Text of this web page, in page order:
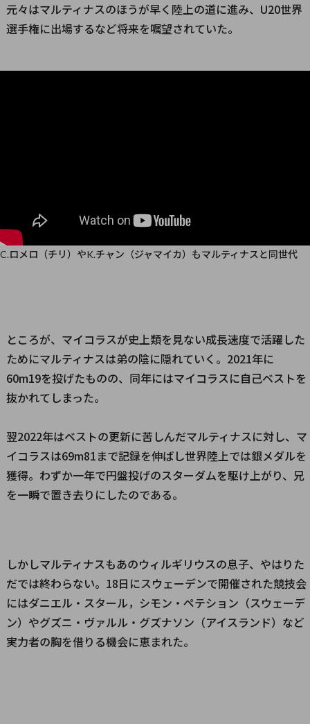
元々はマルティナスのほうが早く陸上の道に進み、U20世界
選手権に出場するなど将来を嘱望されていた。
C.ロメロ（チリ）やK.チャン（ジャマイカ）もマルティナスと同世代
ところが、マイコラスが史上類を見ない成長速度で活躍した
ためにマルティナスは弟の陰に隠れていく。2021年に
60m19を投げたものの、同年にはマイコラスに自己ベストを
抜かれてしまった。
翌2022年はベストの更新に苦しんだマルティナスに対し、マ
イコラスは69m81まで記録を伸ばし世界陸上では銀メダルを
獲得。わずか一年で円盤投げのスターダムを駆け上がり、兄
を一瞬で置き去りにしたのである。
しかしマルティナスもあのウィルギリウスの息子、やはりた
だでは終わらない。18日にスウェーデンで開催された競技会
にはダニエル・スタール，シモン・ペテション（スウェーデ
ン）やグズニ・ヴァルル・グズナソン（アイスランド）など
実力者の胸を借りる機会に恵まれた。